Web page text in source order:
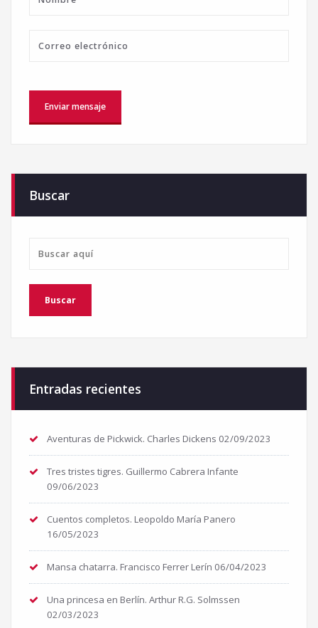
Buscar
Entradas recientes
Aventuras de Pickwick. Charles Dickens 02/09/2023
Tres tristes tigres. Guillermo Cabrera Infante
09/06/2023
Cuentos completos. Leopoldo María Panero
16/05/2023
Mansa chatarra. Francisco Ferrer Lerín 06/04/2023
Una princesa en Berlín. Arthur R.G. Solmssen
02/03/2023